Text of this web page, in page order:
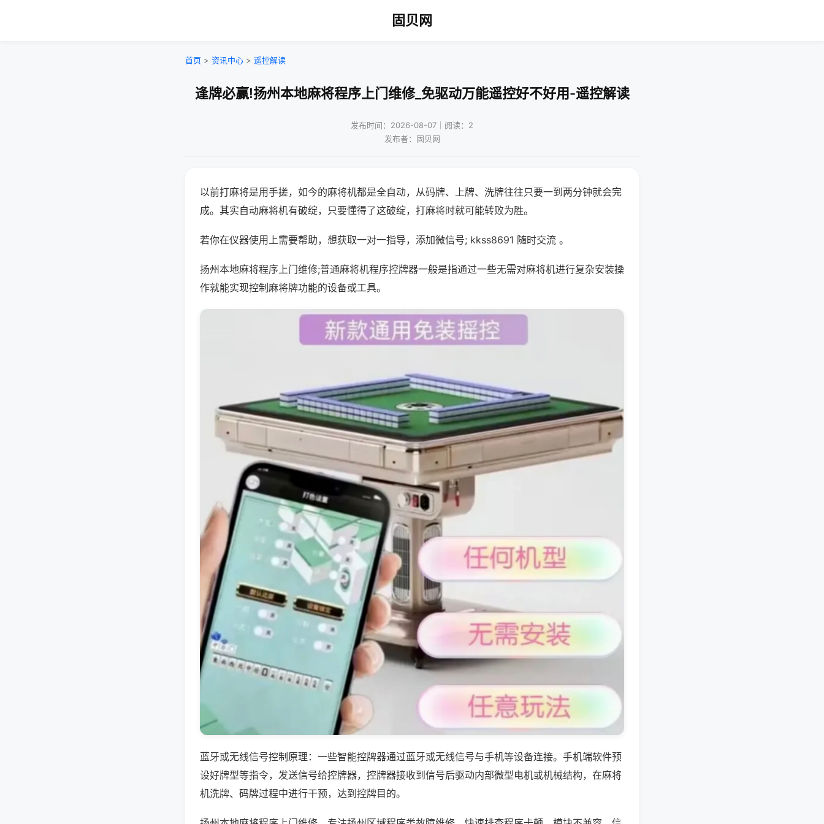
固贝网
首页 > 资讯中心 > 遥控解读
逢牌必赢!扬州本地麻将程序上门维修_免驱动万能遥控好不好用-遥控解读
发布时间：2026-08-07｜阅读：2
发布者：固贝网
以前打麻将是用手搓，如今的麻将机都是全自动，从码牌、上牌、洗牌往往只要一到两分钟就会完
成。其实自动麻将机有破绽，只要懂得了这破绽，打麻将时就可能转败为胜。
若你在仪器使用上需要帮助，想获取一对一指导，添加微信号; kkss8691 随时交流 。
扬州本地麻将程序上门维修;普通麻将机程序控牌器一般是指通过一些无需对麻将机进行复杂安装操
作就能实现控制麻将牌功能的设备或工具。
蓝牙或无线信号控制原理：一些智能控牌器通过蓝牙或无线信号与手机等设备连接。手机端软件预
设好牌型等指令，发送信号给控牌器，控牌器接收到信号后驱动内部微型电机或机械结构，在麻将
机洗牌、码牌过程中进行干预，达到控牌目的。